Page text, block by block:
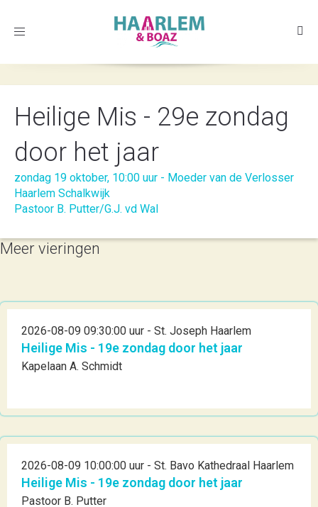
Toggle
Heilige Mis - 29e zondag
door het jaar
zondag 19 oktober, 10:00 uur - Moeder van de Verlosser
Haarlem Schalkwijk
Pastoor B. Putter/G.J. vd Wal
Meer vieringen
2026-08-09 09:30:00 uur - St. Joseph Haarlem
Heilige Mis - 19e zondag door het jaar
Kapelaan A. Schmidt
2026-08-09 10:00:00 uur - St. Bavo Kathedraal Haarlem
Heilige Mis - 19e zondag door het jaar
Pastoor B. Putter